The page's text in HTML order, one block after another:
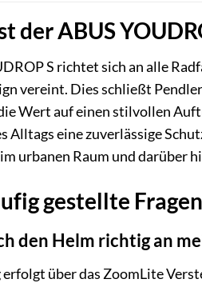
der ABUS
S richtet sich an alle
vereint. Dies schließt
Wert auf einen stilvollen
Alltags eine zuverlässige
urbanen Raum und darüber
gestellte
den Helm richtig an
erfolgt über das ZoomLite